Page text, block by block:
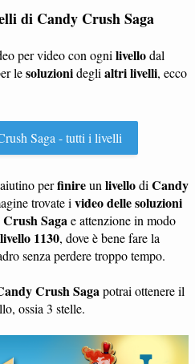
di Candy Crush Saga
per video con ogni livellodal
lesoluzionidegli altri livelli, ecco
Saga - tutti i livelli
perfinireun livellodi Candy
trovate i video delle soluzioni
Sagae attenzione in modo
livello 1130, dove è bene fare la
senza perdere troppo tempo.
Crush Sagapotrai ottenere il
ossia 3 stelle.